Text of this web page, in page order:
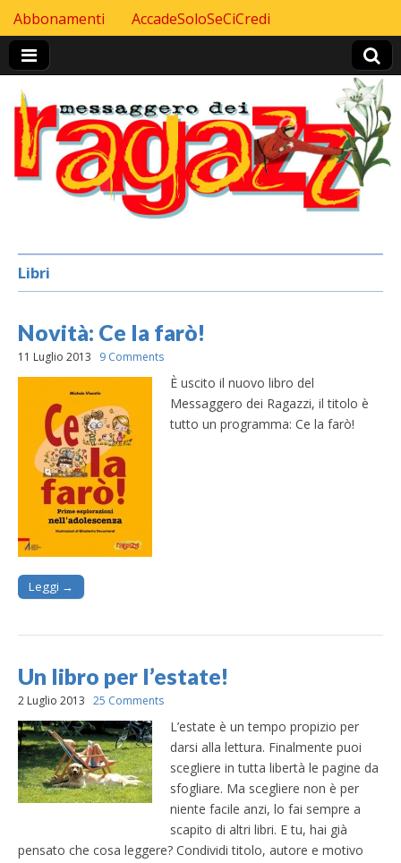
Header Top menu
Skip to content
Abbonamenti AccadeSoloSeCiCredi
Libri
Novità: Ce la farò!
11 Luglio 2013 9 Comments
È uscito il nuovo libro del
Messaggero dei Ragazzi, il titolo è
tutto un programma: Ce la farò!
Leggi →
Un libro per l’estate!
2 Luglio 2013 25 Comments
L’estate è un tempo propizio per
darsi alla lettura. Finalmente puoi
scegliere in tutta libertà le pagine da
sfogliare. Ma scegliere non è per
niente facile anzi, lo fai sempre a
scapito di altri libri. E tu, hai già
pensato che cosa leggere? Condividi titolo, autore e motivo